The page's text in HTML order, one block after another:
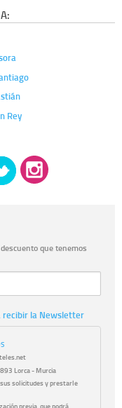
Rey
que tenemos
recibir la Newsletter
Lorca - Murcia
solicitudes y prestarle